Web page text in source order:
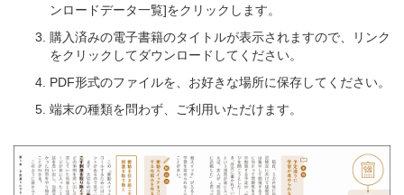
ンロードデータ一覧]をクリックします。
購入済みの電子書籍のタイトルが表示されますので、リンク
をクリックしてダウンロードしてください。
PDF形式のファイルを、お好きな場所に保存してください。
端末の種類を問わず、ご利用いただけます。